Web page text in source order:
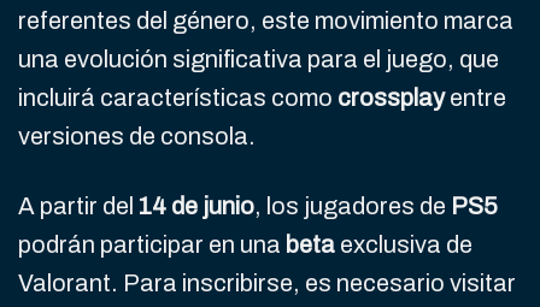
referentes del género, este movimiento marca
una evolución significativa para el juego, que
incluirá características como crossplayentre
versiones de consola.
A partir del 14 de junio, los jugadores de PS5
podrán participar en una beta exclusiva de
Valorant. Para inscribirse, es necesario visitar